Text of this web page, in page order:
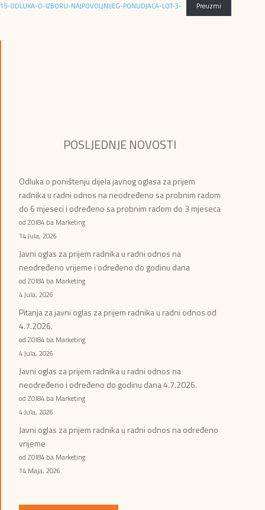
15-ODLUKA-O-IZBORU-NAJPOVOLJNIJEG-PONUDJACA-LOT-3- Preuzmi
POSLJEDNJE NOVOSTI
Odluka o poništenju dijela javnog oglasa za prijem
radnika u radni odnos na neodređeno sa probnim radom
do 6 mjeseci i određeno sa probnim radom do 3 mjeseca
od ZOI84.ba Marketing
14 Jula, 2026
Javni oglas za prijem radnika u radni odnos na
neodređeno vrijeme i određeno do godinu dana
od ZOI84.ba Marketing
4 Jula, 2026
Pitanja za javni oglas za prijem radnika u radni odnos od
4.7.2026.
od ZOI84.ba Marketing
4 Jula, 2026
Javni oglas za prijem radnika u radni odnos na
neodređeno i određeno do godinu dana 4.7.2026.
od ZOI84.ba Marketing
4 Jula, 2026
Javni oglas za prijem radnika u radni odnos na određeno
vrijeme
od ZOI84.ba Marketing
14 Maja, 2026